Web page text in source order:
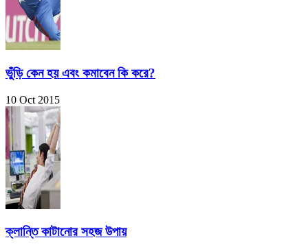
ভুঁড়ি কেন হয় এবং কমাবেন কি করে?
10 Oct 2015
ক্লান্তি কাটানোর সহজ উপায়